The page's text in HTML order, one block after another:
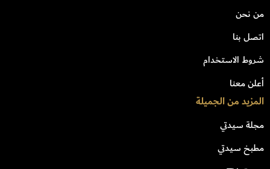
من نحن
اتصل بنا
شروط الاستخدام
أعلن معنا
المزيد من الجميلة
مجلة سيدتي
مطبخ سيدتي